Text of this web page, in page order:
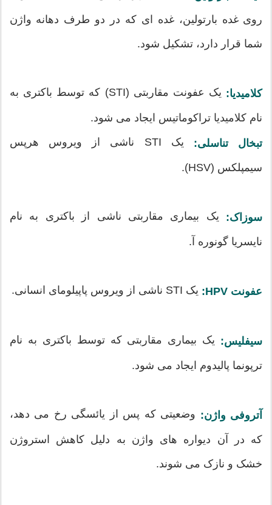
روی غده بارتولین، غده ای که در دو طرف دهانه واژن
شما قرار دارد، تشکیل شود.
کلامیدیا: یک عفونت مقاربتی (STI) که توسط باکتری به
نام کلامیدیا تراکوماتیس ایجاد می شود.
تبخال تناسلی: یک STI ناشی از ویروس هرپس
سیمپلکس (HSV).
سوزاک: یک بیماری مقاربتی ناشی از باکتری به نام
نایسریا گونوره آ.
عفونت HPV: یک STI ناشی از ویروس پاپیلومای انسانی.
سیفلیس: یک بیماری مقاربتی که توسط باکتری به نام
ترپونما پالیدوم ایجاد می شود.
آتروفی واژن: وضعیتی که پس از یائسگی رخ می دهد،
که در آن دیواره های واژن به دلیل کاهش استروژن
خشک و نازک می شوند.